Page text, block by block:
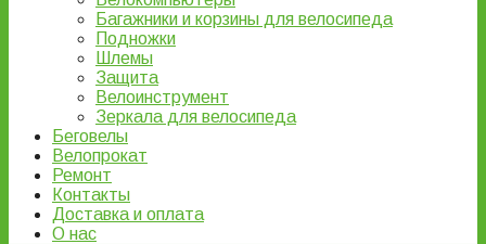
Багажники и корзины для велосипеда
Подножки
Шлемы
Защита
Велоинструмент
Зеркала для велосипеда
Беговелы
Велопрокат
Ремонт
Контакты
Доставка и оплата
О нас